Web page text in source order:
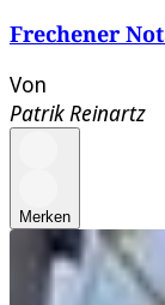
Frechener
Von
Patrik Reinartz
Merken